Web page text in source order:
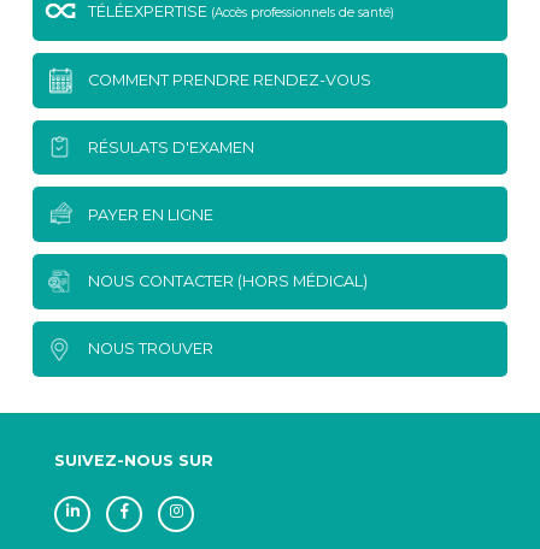
TÉLÉEXPERTISE (Accès professionnels de santé)
COMMENT PRENDRE RENDEZ-VOUS
RÉSULATS D'EXAMEN
PAYER EN LIGNE
NOUS CONTACTER (HORS MÉDICAL)
NOUS TROUVER
SUIVEZ-NOUS SUR